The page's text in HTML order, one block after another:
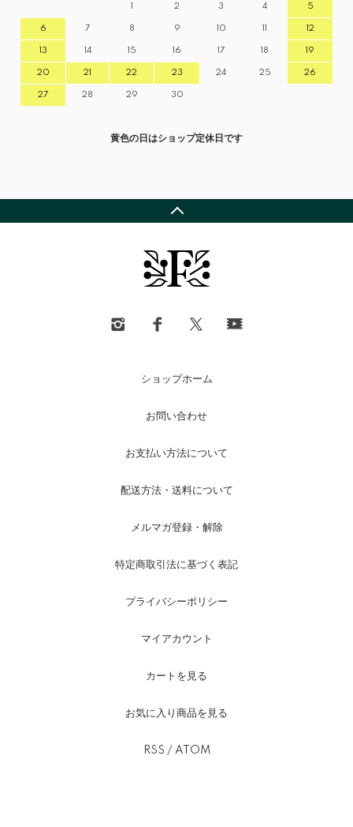
1 2 3 4 5
6 7 8 9 10 11 12
13 14 15 16 17 18 19
20 21 22 23 24 25 26
27 28 29 30
黄色の日はショップ定休日です
ショップホーム
お問い合わせ
お支払い方法について
配送方法・送料について
メルマガ登録・解除
特定商取引法に基づく表記
プライバシーポリシー
マイアカウント
カートを見る
お気に入り商品を見る
RSS / ATOM